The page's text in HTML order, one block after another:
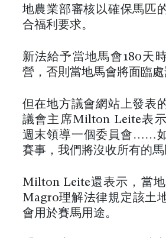
地農業部審核以確保馬匹
合福利要求。
新法給予當地馬會180天
營，否則當地馬會將面臨處
但在地方議會網站上發表
議會主席Milton Leite表
週末領導一個委員會……
賽事，我們將沒收所有的馬
Milton Leite還表示，當
Magro理解法律規定該土
會用於賽馬用途。